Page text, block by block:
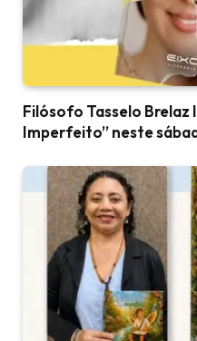
Filósofo Tasselo Brelaz
Imperfeito” neste